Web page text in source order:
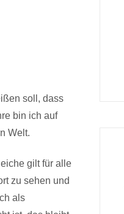
soll, dass
bin ich auf
Welt.
gilt für alle
zu sehen und
als